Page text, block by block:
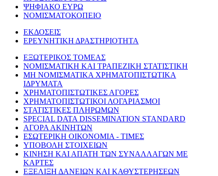
ΨΗΦΙΑΚΟ ΕΥΡΩ
ΝΟΜΙΣΜΑΤΟΚΟΠΕΙΟ
ΕΚΔΟΣΕΙΣ
ΕΡΕΥΝΗΤΙΚΗ ΔΡΑΣΤΗΡΙΟΤΗΤΑ
ΕΞΩΤΕΡΙΚΟΣ ΤΟΜΕΑΣ
ΝΟΜΙΣΜΑΤΙΚΗ ΚΑΙ ΤΡΑΠΕΖΙΚΗ ΣΤΑΤΙΣΤΙΚΗ
ΜΗ ΝΟΜΙΣΜΑΤΙΚΑ ΧΡΗΜΑΤΟΠΙΣΤΩΤΙΚΑ
ΙΔΡΥΜΑΤΑ
ΧΡΗΜΑΤΟΠΙΣΤΩΤΙΚΕΣ ΑΓΟΡΕΣ
ΧΡΗΜΑΤΟΠΙΣΤΩΤΙΚΟΙ ΛΟΓΑΡΙΑΣΜΟΙ
ΣΤΑΤΙΣΤΙΚΕΣ ΠΛΗΡΩΜΩΝ
SPECIAL DATA DISSEMINATION STANDARD
ΑΓΟΡΑ ΑΚΙΝΗΤΩΝ
ΕΣΩΤΕΡΙΚΗ ΟΙΚΟΝΟΜΙΑ - ΤΙΜΕΣ
ΥΠΟΒΟΛΗ ΣΤΟΙΧΕΙΩΝ
ΚΙΝΗΣΗ ΚΑΙ ΑΠΑΤΗ ΤΩΝ ΣΥΝΑΛΛΑΓΩΝ ΜΕ
ΚΑΡΤΕΣ
ΕΞΕΛΙΞΗ ΔΑΝΕΙΩΝ ΚΑΙ ΚΑΘΥΣΤΕΡΗΣΕΩΝ